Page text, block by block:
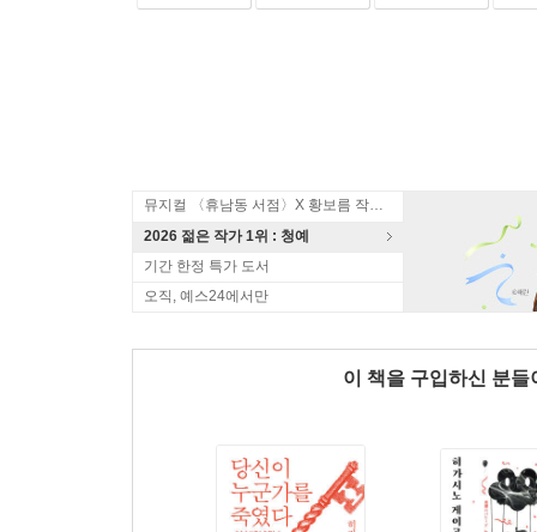
뮤지컬 〈휴남동 서점〉X 황보름 작가 북토크
2026 젊은 작가 1위 : 청예
기간 한정 특가 도서
오직, 예스24에서만
이 책을 구입하신 분